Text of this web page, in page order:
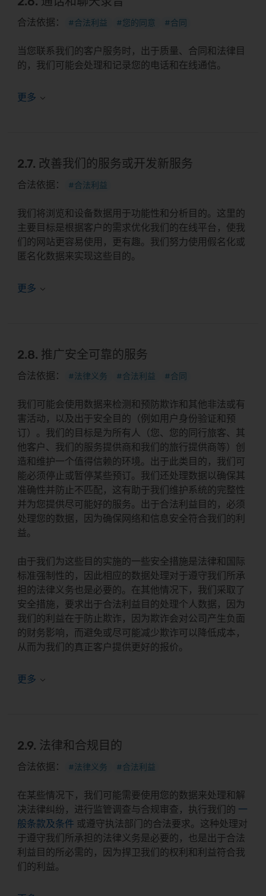
合法依据： #合法利益 #您的同意 #合同
当您联系我们的客户服务时，出于质量、合同和法律目
的，我们可能会处理和记录您的电话和在线通信。
2.7. 改善我们的服务或开发新服务
合法依据： #合法利益
我们将浏览和设备数据用于功能性和分析目的。这里的
主要目标是根据客户的需求优化我们的在线平台，使我
们的网站更容易使用，更有趣。我们努力使用假名化或
匿名化数据来实现这些目的。
2.8. 推广安全可靠的服务
合法依据： #法律义务 #合法利益 #合同
我们可能会使用数据来检测和预防欺诈和其他非法或有
害活动，以及出于安全目的（例如用户身份验证和预
订）。我们的目标是为所有人（您、您的同行旅客、其
他客户、我们的服务提供商和我们的旅行提供商等）创
造和维护一个值得信赖的环境。出于此类目的，我们可
能必须停止或暂停某些预订。我们还处理数据以确保其
准确性并防止不匹配，这有助于我们维护系统的完整性
并为您提供尽可能好的服务。出于合法利益目的，必须
处理您的数据，因为确保网络和信息安全符合我们的利
益。
由于我们为这些目的实施的一些安全措施是法律和国际
标准强制性的，因此相应的数据处理对于遵守我们所承
担的法律义务也是必要的。在其他情况下，我们采取了
安全措施，要求出于合法利益目的处理个人数据，因为
我们的利益在于防止欺诈，因为欺诈会对公司产生负面
的财务影响，而避免或尽可能减少欺诈可以降低成本，
从而为我们的真正客户提供更好的报价。
2.9. 法律和合规目的
合法依据： #法律义务 #合法利益
在某些情况下，我们可能需要使用您的数据来处理和解
决法律纠纷，进行监管调查与合规审查，执行我们的 一
般条款及条件 或遵守执法部门的合法要求。这种处理对
于遵守我们所承担的法律义务是必要的，也是出于合法
利益目的所必需的，因为捍卫我们的权利和利益符合我
们的利益。